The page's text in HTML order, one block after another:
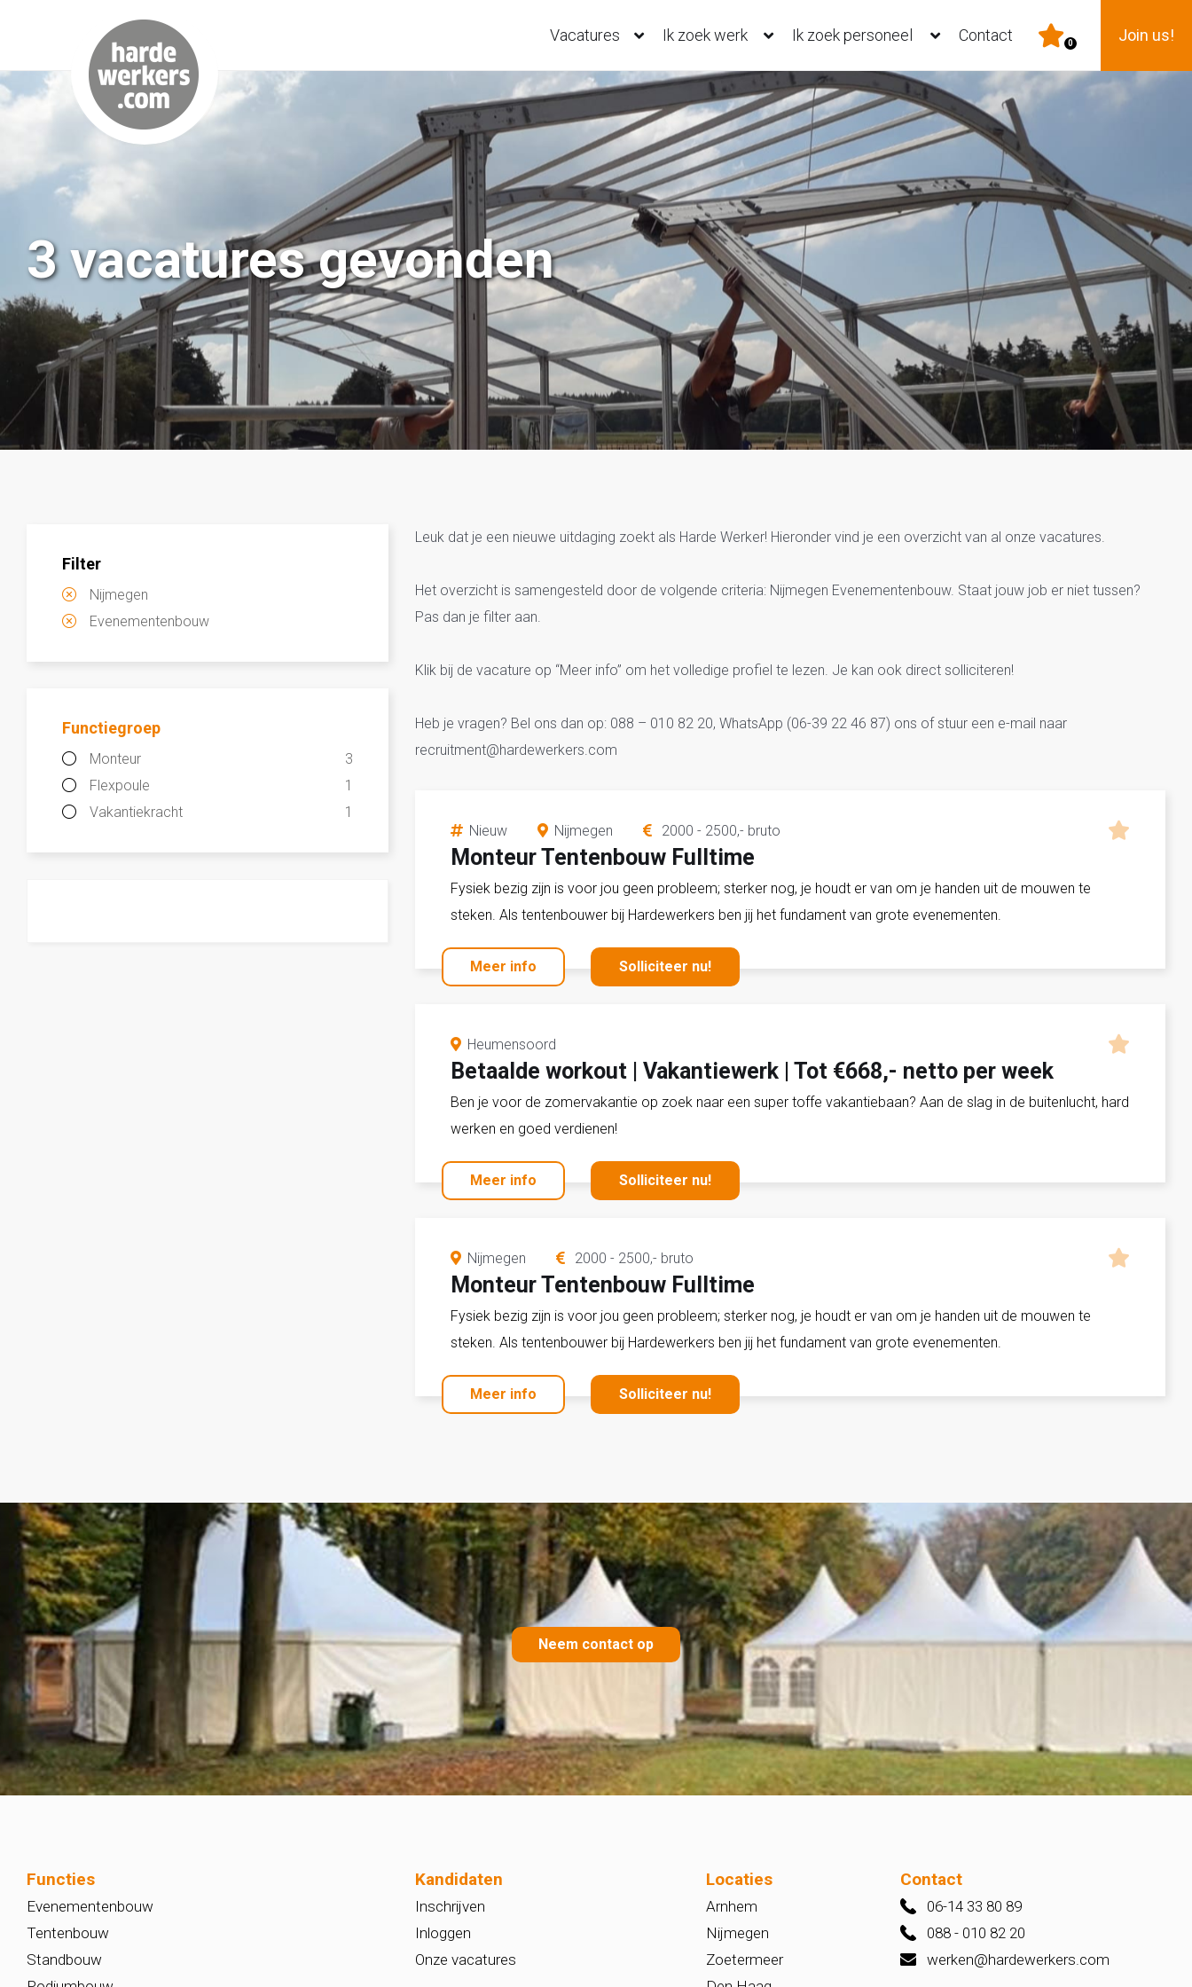
Vacatures Ik zoek werk Ik zoek personeel Contact 0 Join us!
3 vacatures gevonden
Filter
Nijmegen
Evenementenbouw
Functiegroep
Monteur
3
Flexpoule
1
Vakantiekracht
1
Vacatures Nijmegen Evenementenbouw
Leuk dat je een nieuwe uitdaging zoekt als Harde Werker! Hieronder vind je een overzicht van al onze vacatures.
Het overzicht is samengesteld door de volgende criteria: Nijmegen Evenementenbouw. Staat jouw job er niet tussen?
Pas dan je filter aan.
Klik bij de vacature op “Meer info” om het volledige profiel te lezen. Je kan ook direct solliciteren!
Heb je vragen? Bel ons dan op: 088 – 010 82 20, WhatsApp (06-39 22 46 87) ons of stuur een e-mail naar
recruitment@hardewerkers.com
Nieuw Nijmegen 2000 - 2500,- bruto
Monteur Tentenbouw Fulltime
Fysiek bezig zijn is voor jou geen probleem; sterker nog, je houdt er van om je handen uit de mouwen te
steken. Als tentenbouwer bij Hardewerkers ben jij het fundament van grote evenementen.
Meer info Solliciteer nu!
Heumensoord
Betaalde workout | Vakantiewerk | Tot €668,- netto per week
Ben je voor de zomervakantie op zoek naar een super toffe vakantiebaan? Aan de slag in de buitenlucht, hard
werken en goed verdienen!
Meer info Solliciteer nu!
Nijmegen 2000 - 2500,- bruto
Monteur Tentenbouw Fulltime
Fysiek bezig zijn is voor jou geen probleem; sterker nog, je houdt er van om je handen uit de mouwen te
steken. Als tentenbouwer bij Hardewerkers ben jij het fundament van grote evenementen.
Meer info Solliciteer nu!
Neem contact op
Functies
Evenementenbouw
Tentenbouw
Standbouw
Kandidaten
Inschrijven
Inloggen
Onze vacatures
Locaties
Arnhem
Nijmegen
Zoetermeer
Contact
06-14 33 80 89
088 - 010 82 20
werken@hardewerkers.com